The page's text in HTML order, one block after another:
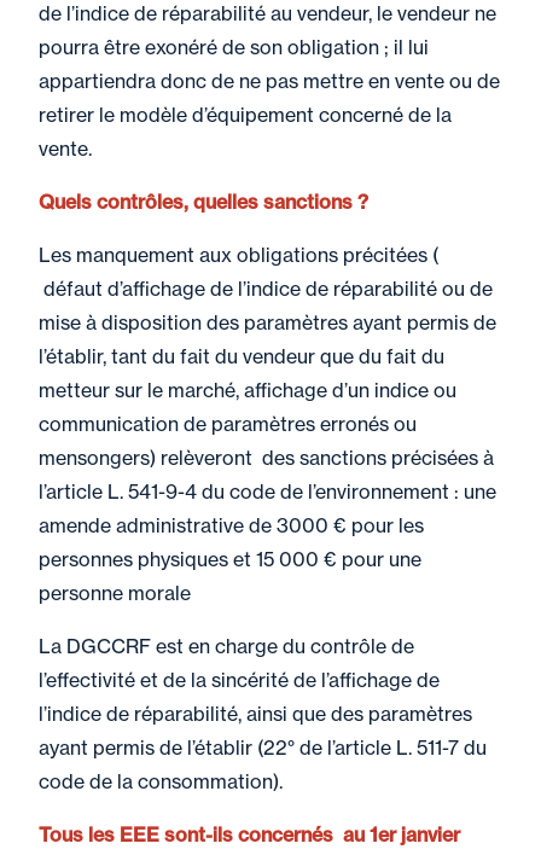
de l’indice de réparabilité au vendeur, le vendeur ne
pourra être exonéré de son obligation ; il lui
appartiendra donc de ne pas mettre en vente ou de
retirer le modèle d’équipement concerné de la
vente.
Quels contrôles, quelles sanctions ?
Les manquement aux obligations précitées (
défaut d’affichage de l’indice de réparabilité ou de
mise à disposition des paramètres ayant permis de
l’établir, tant du fait du vendeur que du fait du
metteur sur le marché, affichage d’un indice ou
communication de paramètres erronés ou
mensongers) relèveront des sanctions précisées à
l’article L. 541-9-4 du code de l’environnement : une
amende administrative de 3000 € pour les
personnes physiques et 15 000 € pour une
personne morale
La DGCCRF est en charge du contrôle de
l’effectivité et de la sincérité de l’affichage de
l’indice de réparabilité, ainsi que des paramètres
ayant permis de l’établir (22° de l’article L. 511-7 du
code de la consommation).
Tous les EEE sont-ils concernés au 1er janvier